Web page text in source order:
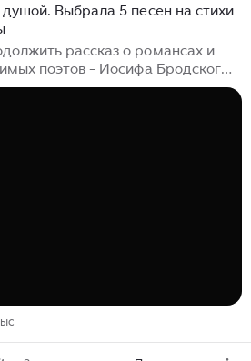
Выбрала 5 песен на стихи
рассказ о романсах и
поэтов - Иосифа Бродского,
Цветаевой, Бориса